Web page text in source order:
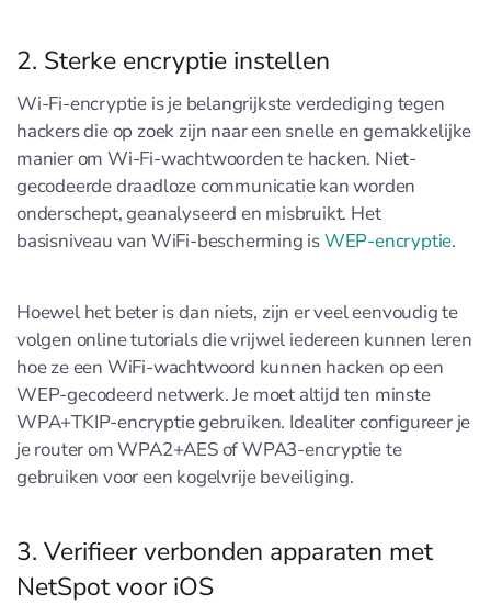
2. Sterke encryptie instellen
Wi-Fi-encryptie is je belangrijkste verdediging tegen
hackers die op zoek zijn naar een snelle en gemakkelijke
manier om Wi-Fi-wachtwoorden te hacken. Niet-
gecodeerde draadloze communicatie kan worden
onderschept, geanalyseerd en misbruikt. Het
basisniveau van WiFi-bescherming isWEP-encryptie.
Hoewel het beter is dan niets, zijn er veel eenvoudig te
volgen online tutorials die vrijwel iedereen kunnen leren
hoe ze een WiFi-wachtwoord kunnen hacken op een
WEP-gecodeerd netwerk. Je moet altijd ten minste
WPA+TKIP-encryptie gebruiken. Idealiter configureer je
je router om WPA2+AES of WPA3-encryptie te
gebruiken voor een kogelvrije beveiliging.
3. Verifieer verbonden apparaten met
NetSpot voor iOS